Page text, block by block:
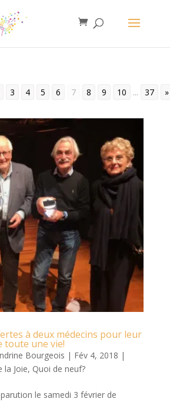
3 4 5 6 7 8 9 10 ... 37 »
à deux médecins pour leur
toute une vie!
Bourgeois | Fév 4, 2018 |
la Joie, Quoi de neuf?
le samedi 3 février de